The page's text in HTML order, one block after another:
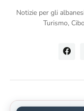
Notizie per gli
Turismo,